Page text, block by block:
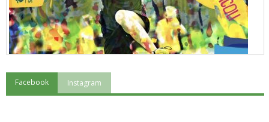
"Superare gli ostacoli": la relazione di Tiziano Pesce al CN Uisp
Facebook Instagram